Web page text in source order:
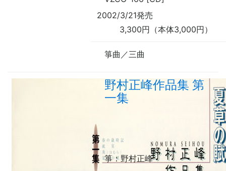
2002/3/21発売
3,300円（本体3,000円）
箏曲／三曲
野村正峰作品集 第
一集
箏：野村正峰